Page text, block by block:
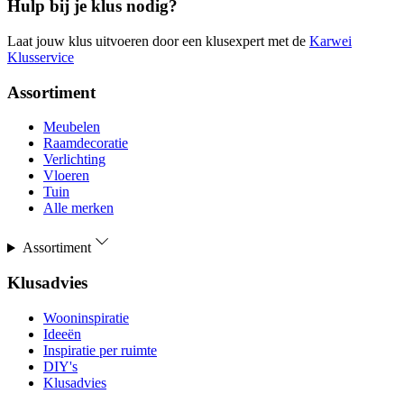
Hulp bij je klus nodig?
Laat jouw klus uitvoeren door een klusexpert met de Karwei
Klusservice
Assortiment
Meubelen
Raamdecoratie
Verlichting
Vloeren
Tuin
Alle merken
Assortiment
Klusadvies
Wooninspiratie
Ideeën
Inspiratie per ruimte
DIY's
Klusadvies